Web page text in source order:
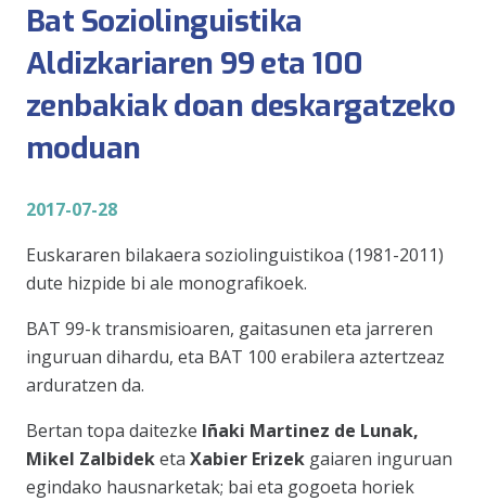
Bat Soziolinguistika
Aldizkariaren 99 eta 100
zenbakiak doan deskargatzeko
moduan
2017-07-28
Euskararen bilakaera soziolinguistikoa (1981-2011)
dute hizpide bi ale monografikoek.
BAT 99-k transmisioaren, gaitasunen eta jarreren
inguruan dihardu, eta BAT 100 erabilera aztertzeaz
arduratzen da.
Bertan topa daitezke Iñaki Martinez de Lunak,
Mikel Zalbideketa Xabier Erizek gaiaren inguruan
egindako hausnarketak; bai eta gogoeta horiek